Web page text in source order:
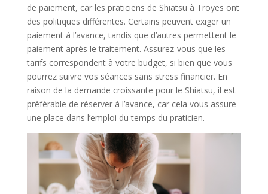
de paiement, car les praticiens de Shiatsu à Troyes ont
des politiques différentes. Certains peuvent exiger un
paiement à l’avance, tandis que d’autres permettent le
paiement après le traitement. Assurez-vous que les
tarifs correspondent à votre budget, si bien que vous
pourrez suivre vos séances sans stress financier. En
raison de la demande croissante pour le Shiatsu, il est
préférable de réserver à l’avance, car cela vous assure
une place dans l’emploi du temps du praticien.